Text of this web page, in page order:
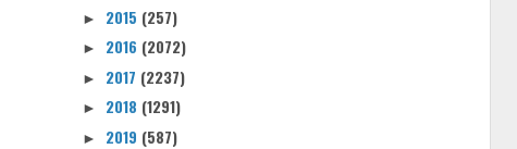
► 2015 (257)
► 2016 (2072)
► 2017 (2237)
► 2018 (1291)
► 2019 (587)